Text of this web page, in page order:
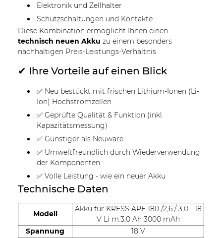
Elektronik und Zellhalter
Schutzschaltungen und Kontakte
Diese Kombination ermöglicht Ihnen einen
technisch neuen Akku zu einem besonders
nachhaltigen Preis-Leistungs-Verhältnis.
✔ Ihre Vorteile auf einen Blick
✅ Neu bestückt mit frischen Lithium-Ionen (Li-
Ion) Hochstromzellen
✅ Geprüfte Qualität & Funktion (inkl.
Kapazitätsmessung)
✅ Günstiger als Neuware
✅ Umweltfreundlich durch Wiederverwendung
der Komponenten
✅ Volle Leistung - wie ein neuer Akku
Technische Daten
Modell
Akku für KRESS APF 180 /2,6 / 3,0 - 18
V Li m.3,0 Ah 3000 mAh
Spannung
18 V